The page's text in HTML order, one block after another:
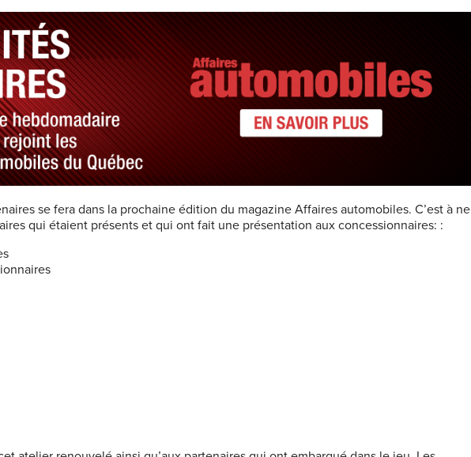
se fera dans la prochaine édition du magazine Affaires automobiles. C’est à ne
qui étaient présents et qui ont fait une présentation aux concessionnaires: :